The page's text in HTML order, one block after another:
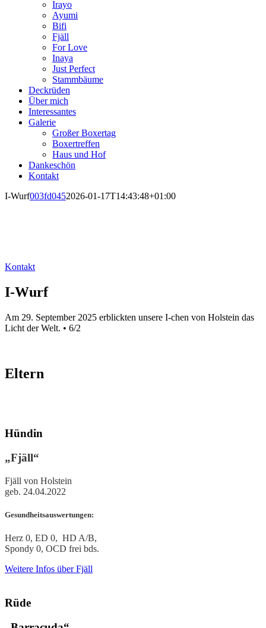
Irayo
Ayumi
Bifi
Fjäll
For Love
Inaya
Just Perfect
Stammbäume
Deckrüden
Über mich
Interessantes
Galerie
Großer Boxertag
Boxertreffen
Haus und Hof
Dankeschön
Kontakt
I-Wurf003fd0452026-01-17T14:43:48+01:00
Kontakt
I-Wurf
Am 29. September 2025 erblickten unsere I-chen von Holstein das
Licht der Welt. • 6/2
Eltern
Hündin
„Fjäll“
Fjäll von Holstein
geb. 24.04.2022
Gesundheitsauswertungen:
Herz 0, ED 0, HD A/B,
Spondy 0, OCD frei bds.
Weitere Infos über Fjäll
Rüde